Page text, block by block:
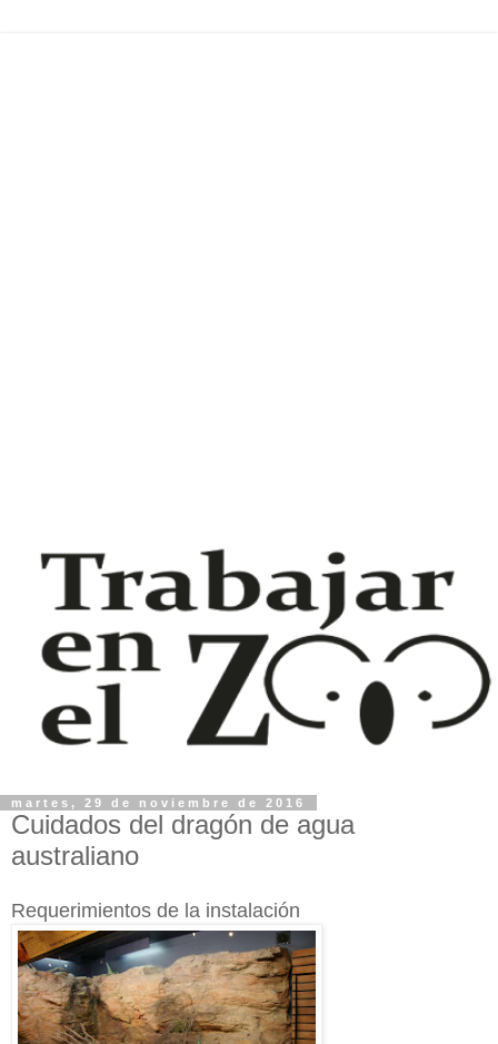
martes, 29 de noviembre de 2016
Cuidados del dragón de agua
australiano
Requerimientos de la instalación